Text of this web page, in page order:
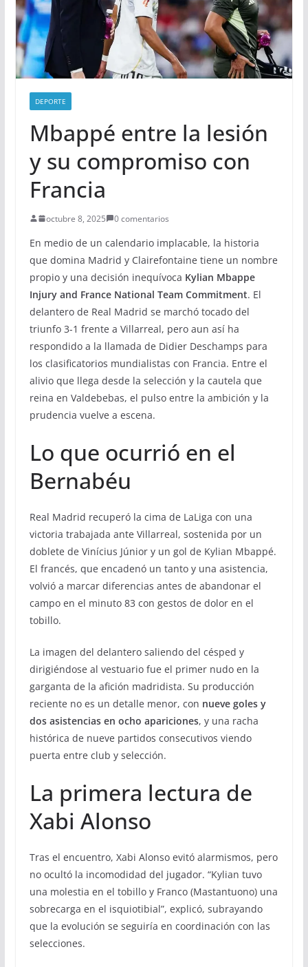
DEPORTE
Mbappé entre la lesión
y su compromiso con
Francia
octubre 8, 2025 0 comentarios
En medio de un calendario implacable, la historia
que domina Madrid y Clairefontaine tiene un nombre
propio y una decisión inequívoca Kylian Mbappe
Injury and France National Team Commitment. El
delantero de Real Madrid se marchó tocado del
triunfo 3-1 frente a Villarreal, pero aun así ha
respondido a la llamada de Didier Deschamps para
los clasificatorios mundialistas con Francia. Entre el
alivio que llega desde la selección y la cautela que
reina en Valdebebas, el pulso entre la ambición y la
prudencia vuelve a escena.
Lo que ocurrió en el
Bernabéu
Real Madrid recuperó la cima de LaLiga con una
victoria trabajada ante Villarreal, sostenida por un
doblete de Vinícius Júnior y un gol de Kylian Mbappé.
El francés, que encadenó un tanto y una asistencia,
volvió a marcar diferencias antes de abandonar el
campo en el minuto 83 con gestos de dolor en el
tobillo.
La imagen del delantero saliendo del césped y
dirigiéndose al vestuario fue el primer nudo en la
garganta de la afición madridista. Su producción
reciente no es un detalle menor, con nueve goles y
dos asistencias en ocho apariciones, y una racha
histórica de nueve partidos consecutivos viendo
puerta entre club y selección.
La primera lectura de
Xabi Alonso
Tras el encuentro, Xabi Alonso evitó alarmismos, pero
no ocultó la incomodidad del jugador. “Kylian tuvo
una molestia en el tobillo y Franco (Mastantuono) una
sobrecarga en el isquiotibial”, explicó, subrayando
que la evolución se seguiría en coordinación con las
selecciones.